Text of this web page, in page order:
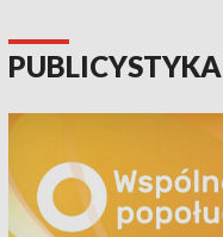
PUBLICYSTYKA